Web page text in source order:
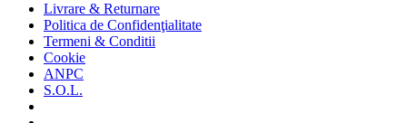
Livrare & Returnare
Politica de Confidenţialitate
Termeni & Conditii
Cookie
ANPC
S.O.L.